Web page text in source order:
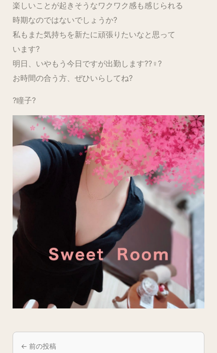
楽しいことが起きそうなワクワク感も感じられる
時期なのではないでしょうか?
私もまた気持ちを新たに頑張りたいなと思って
います?
明日、いやもう今日ですが出勤します??♀?
お時間の合う方、ぜひいらしてね?
?瞳子?
← 前の投稿